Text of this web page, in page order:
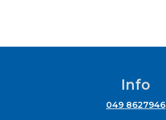
Info
049 8627946